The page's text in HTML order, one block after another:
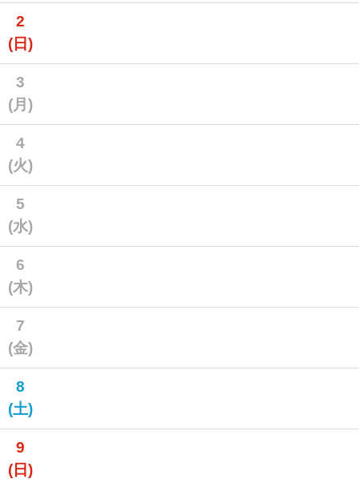
2
(日)
3
(月)
4
(火)
5
(水)
6
(木)
7
(金)
8
(土)
9
(日)